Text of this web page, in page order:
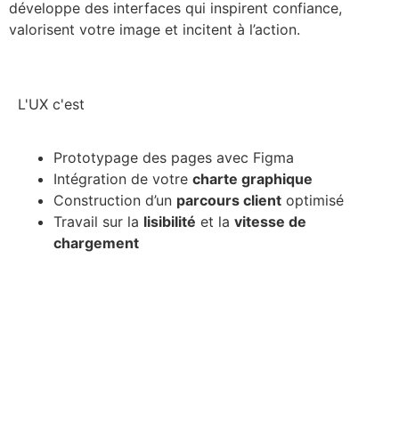
développe des interfaces qui inspirent confiance,
valorisent votre image et incitent à l’action.
L'UX c'est
Prototypage des pages avec Figma
Intégration de votre charte graphique
Construction d’un parcours client optimisé
Travail sur la lisibilité et la vitesse de
chargement